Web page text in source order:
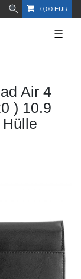
0,00 EUR
☰
Air 4
) 10.9